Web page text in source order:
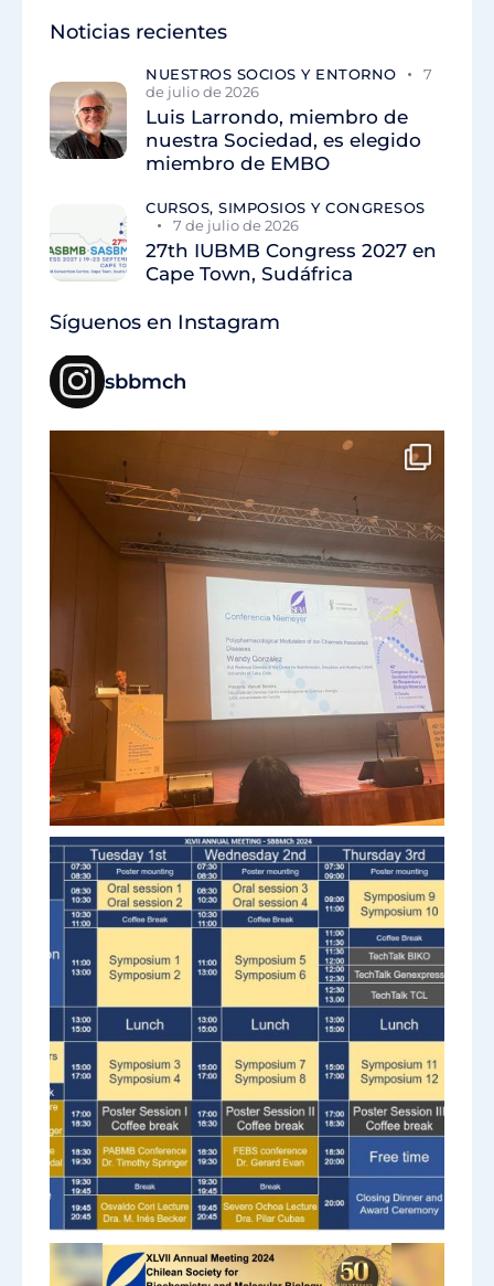
Noticias recientes
NUESTROS SOCIOS Y ENTORNO
7
de julio de 2026
Luis Larrondo, miembro de
nuestra Sociedad, es elegido
miembro de EMBO
CURSOS, SIMPOSIOS Y CONGRESOS
7 de julio de 2026
27th IUBMB Congress 2027 en
Cape Town, Sudáfrica
Síguenos en Instagram
sbbmch